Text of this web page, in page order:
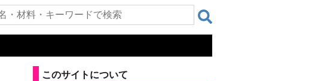
このサイトについて